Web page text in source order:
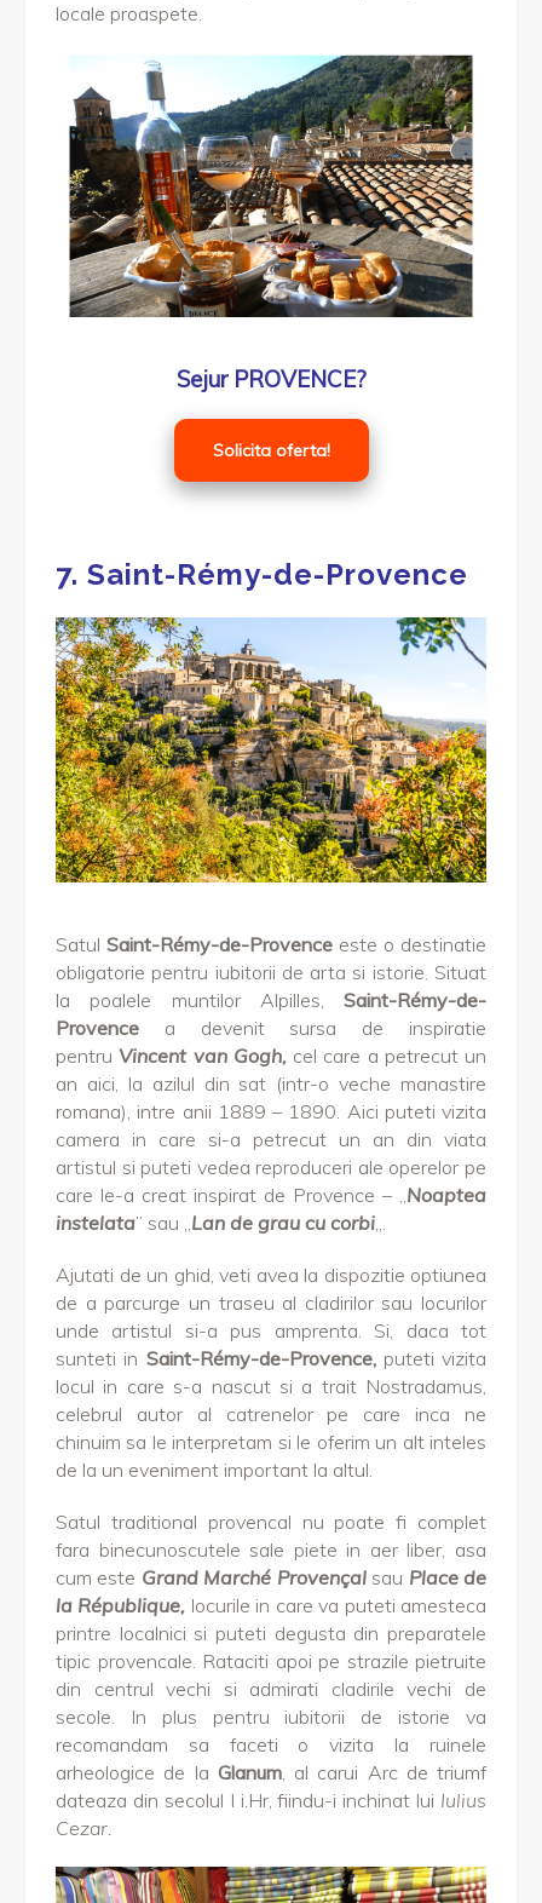
locale proaspete.
Sejur PROVENCE?
Solicita oferta!
7. Saint-Rémy-de-Provence
Satul Saint-Rémy-de-Provence este o destinatie
obligatorie pentru iubitorii de arta si istorie. Situat
la poalele muntilor Alpilles, Saint-Rémy-de-
Provence a devenit sursa de inspiratie
pentruVincent van Gogh, cel care a petrecut un
an aici, la azilul din sat (intr-o veche manastire
romana), intre anii 1889 – 1890. Aici puteti vizita
camera in care si-a petrecut un an din viata
artistul si puteti vedea reproduceri ale operelor pe
care le-a creat inspirat de Provence – „ Noaptea
instelata” sau „ Lan de grau cu corbi
Ajutati de un ghid, veti avea la dispozitie optiunea
de a parcurge un traseu al cladirilor sau locurilor
unde artistul si-a pus amprenta. Si, daca tot
sunteti in Saint-Rémy-de-Provence,puteti vizita
locul in care s-a nascut si a trait Nostradamus,
celebrul autor al catrenelor pe care inca ne
chinuim sa le interpretam si le oferim un alt inteles
de la un eveniment important la altul.
Satul traditional provencal nu poate fi complet
fara binecunoscutele sale piete in aer liber, asa
cum este Grand Marché Provençalsau Place de
la République, locurile in care va puteti amesteca
printre localnici si puteti degusta din preparatele
tipic provencale. Rataciti apoi pe strazile pietruite
din centrul vechi si admirati cladirile vechi de
secole. In plus pentru iubitorii de istorie va
recomandam sa faceti o vizita la ruinele
arheologice de la Glanum, al carui Arc de triumf
dateaza din secolul I i.Hr, fiindu-i inchinat lui Iulius
Cezar.